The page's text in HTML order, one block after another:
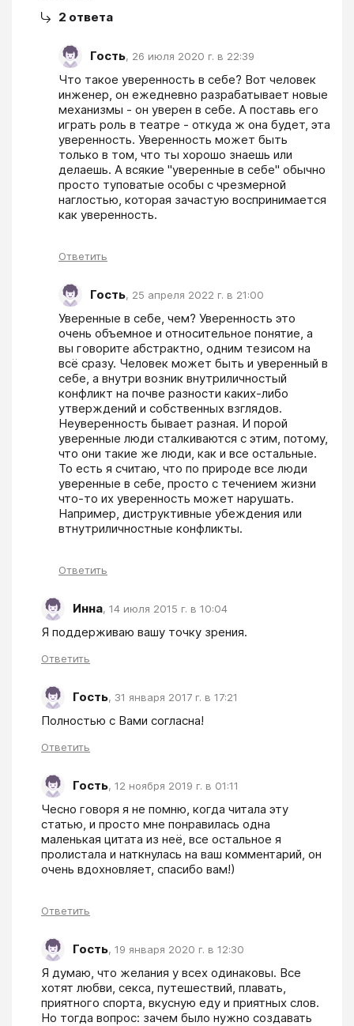
2 ответа
Гость, 26 июля 2020 г. в 22:39
Что такое уверенность в себе? Вот человек
инженер, он ежедневно разрабатывает новые
механизмы - он уверен в себе. А поставь его
играть роль в театре - откуда ж она будет, эта
уверенность. Уверенность может быть
только в том, что ты хорошо знаешь или
делаешь. А всякие "уверенные в себе" обычно
просто туповатые особы с чрезмерной
наглостью, которая зачастую воспринимается
как уверенность.
Ответить
Гость, 25 апреля 2022 г. в 21:00
Уверенные в себе, чем? Уверенность это
очень объемное и относительное понятие, а
вы говорите абстрактно, одним тезисом на
всё сразу. Человек может быть и уверенный в
себе, а внутри возник внутриличностый
конфликт на почве разности каких-либо
утверждений и собственных взглядов.
Неуверенность бывает разная. И порой
уверенные люди сталкиваются с этим, потому,
что они такие же люди, как и все остальные.
То есть я считаю, что по природе все люди
уверенные в себе, просто с течением жизни
что-то их уверенность может нарушать.
Например, диструктивные убеждения или
втнутриличностные конфликты.
Ответить
Инна, 14 июля 2015 г. в 10:04
Я поддерживаю вашу точку зрения.
Ответить
Гость, 31 января 2017 г. в 17:21
Полностью с Вами согласна!
Ответить
Гость, 12 ноября 2019 г. в 01:11
Чесно говоря я не помню, когда читала эту
статью, и просто мне понравилась одна
маленькая цитата из неё, все остальное я
пролистала и наткнулась на ваш комментарий, он
очень вдохновляет, спасибо вам!)
Ответить
Гость, 19 января 2020 г. в 12:30
Я думаю, что желания у всех одинаковы. Все
хотят любви, секса, путешествий, плавать,
приятного спорта, вкусную еду и приятных слов.
Но тогда вопрос: зачем было нужно создавать